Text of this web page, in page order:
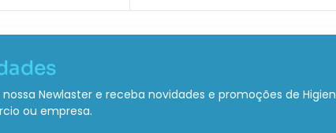
Newlaster e receba novidades e promoções de
ou empresa.